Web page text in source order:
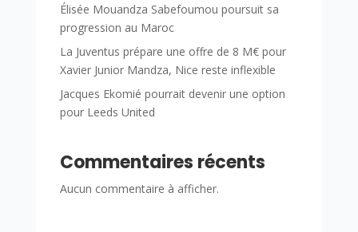
Élisée Mouandza Sabefoumou poursuit sa
progression au Maroc
La Juventus prépare une offre de 8 M€ pour
Xavier Junior Mandza, Nice reste inflexible
Jacques Ekomié pourrait devenir une option
pour Leeds United
Commentaires récents
Aucun commentaire à afficher.